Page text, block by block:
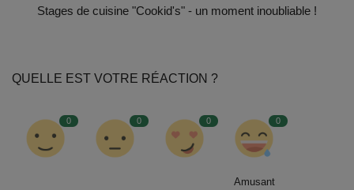
Stages de cuisine "Cookid's" - un moment inoubliable !
QUELLE EST VOTRE RÉACTION ?
0 0 0 0
Amusant